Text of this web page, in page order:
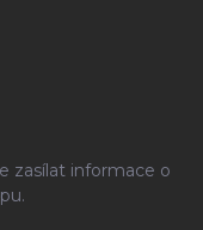
zasílat informace o